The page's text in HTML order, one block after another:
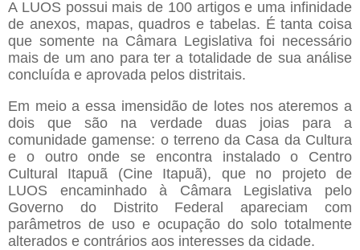
A LUOS possui mais de 100 artigos e uma infinidade
de anexos, mapas, quadros e tabelas. É tanta coisa
que somente na Câmara Legislativa foi necessário
mais de um ano para ter a totalidade de sua análise
concluída e aprovada pelos distritais.
Em meio a essa imensidão de lotes nos ateremos a
dois que são na verdade duas joias para a
comunidade gamense: o terreno da Casa da Cultura
e o outro onde se encontra instalado o Centro
Cultural Itapuã (Cine Itapuã), que no projeto de
LUOS encaminhado à Câmara Legislativa pelo
Governo do Distrito Federal apareciam com
parâmetros de uso e ocupação do solo totalmente
alterados e contrários aos interesses da cidade.